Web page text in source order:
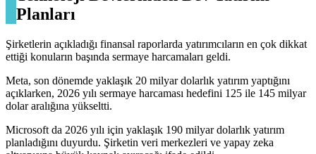
Planları
Şirketlerin açıkladığı finansal raporlarda yatırımcıların en çok dikkat
ettiği konuların başında sermaye harcamaları geldi.
Meta, son dönemde yaklaşık 20 milyar dolarlık yatırım yaptığını
açıklarken, 2026 yılı sermaye harcaması hedefini 125 ile 145 milyar
dolar aralığına yükseltti.
Microsoft da 2026 yılı için yaklaşık 190 milyar dolarlık yatırım
planladığını duyurdu. Şirketin veri merkezleri ve yapay zeka